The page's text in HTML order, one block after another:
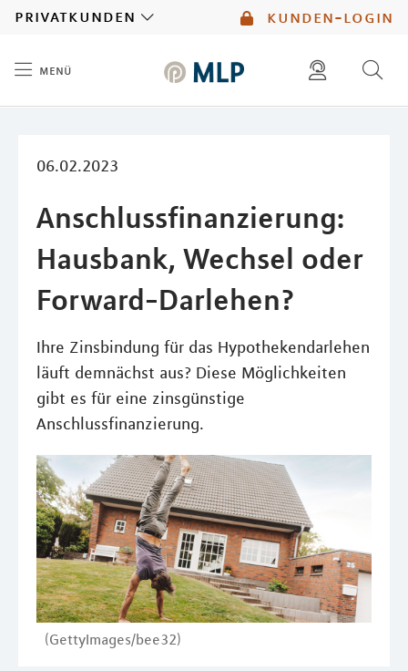
kunden-login
privatkunden
menü
06.02.2023
Anschlussfinanzierung:
Hausbank, Wechsel oder
Forward-Darlehen?
Ihre Zinsbindung für das Hypothekendarlehen
läuft demnächst aus? Diese Möglichkeiten
gibt es für eine zinsgünstige
Anschlussfinanzierung.
(GettyImages/bee32)